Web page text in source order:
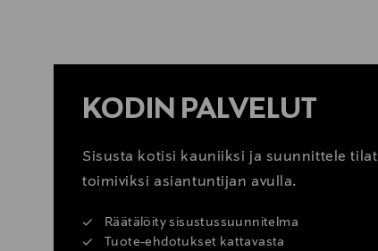
KODIN PALVELUT
Sisusta kotisi kauniiksi ja suunnittele tilat
toimiviksi asiantuntijan avulla.
Räätälöity sisustussuunnitelma
Tuote-ehdotukset kattavasta